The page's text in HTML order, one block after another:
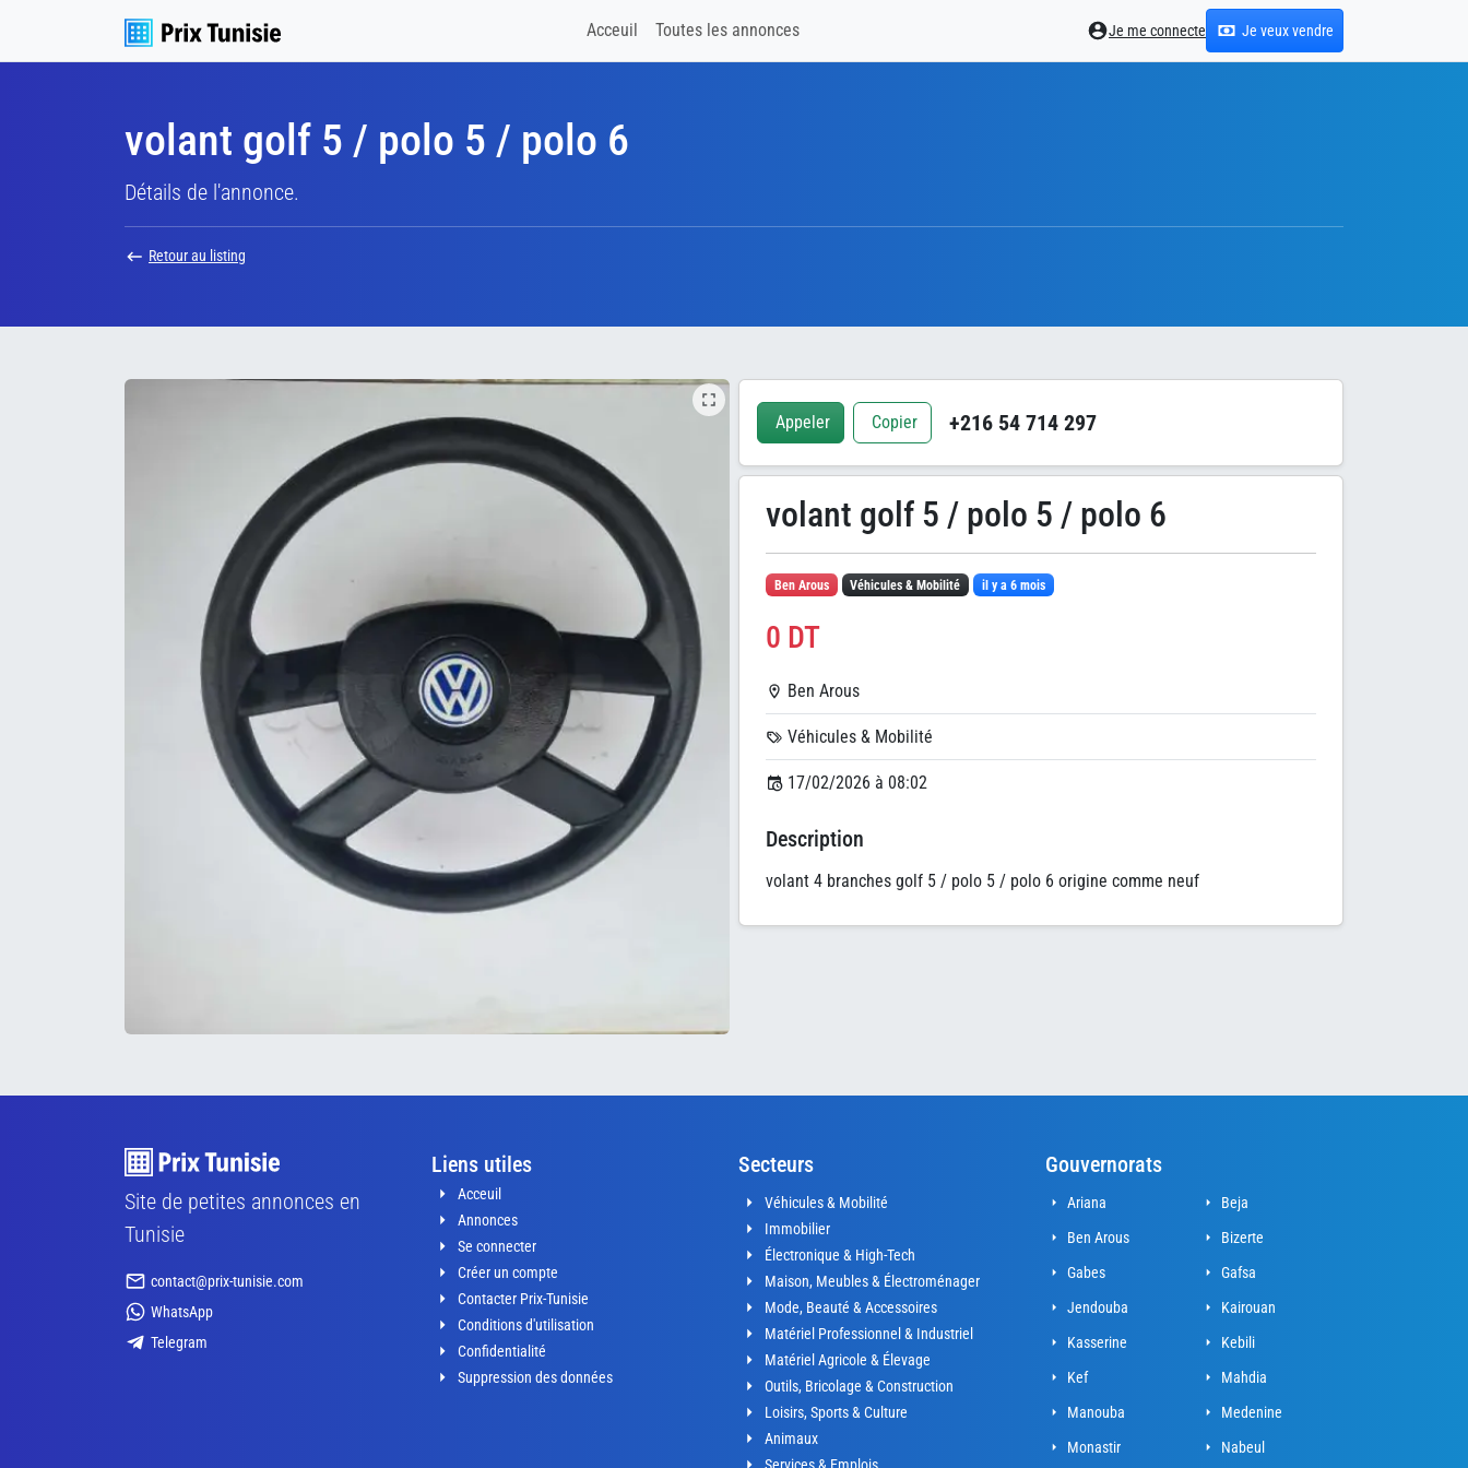
Acceuil Toutes les annonces Je me connecte Je veux vendre
volant golf 5 / polo 5 / polo 6
Détails de l'annonce.
Retour au listing
Appeler Copier +216 54 714 297
volant golf 5 / polo 5 / polo 6
Ben Arous Véhicules & Mobilité il y a 6 mois
0 DT
Ben Arous
Véhicules & Mobilité
17/02/2026 à 08:02
Description
volant 4 branches golf 5 / polo 5 / polo 6 origine comme neuf
Site de petites annonces en
Tunisie
contact@prix-tunisie.com
WhatsApp
Telegram
Liens utiles
Acceuil
Annonces
Se connecter
Créer un compte
Contacter Prix-Tunisie
Conditions d'utilisation
Confidentialité
Suppression des données
Secteurs
Véhicules & Mobilité
Immobilier
Électronique & High-Tech
Maison, Meubles & Électroménager
Mode, Beauté & Accessoires
Matériel Professionnel & Industriel
Matériel Agricole & Élevage
Outils, Bricolage & Construction
Loisirs, Sports & Culture
Animaux
Services & Emplois
Gouvernorats
Ariana
Beja
Ben Arous
Bizerte
Gabes
Gafsa
Jendouba
Kairouan
Kasserine
Kebili
Kef
Mahdia
Manouba
Medenine
Monastir
Nabeul